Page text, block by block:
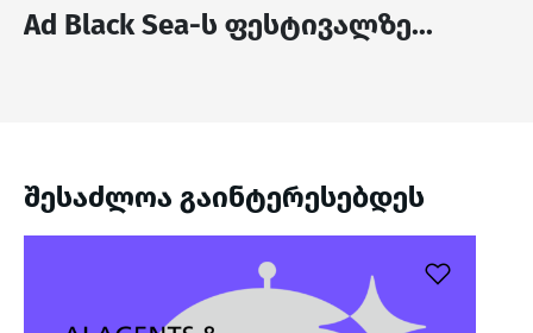
Ad Black Sea-ს ფესტივალზე...
შესაძლოა გაინტერესებდეს